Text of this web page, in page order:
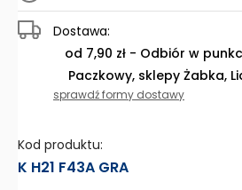
Dostawa:
od 7,90 zł - Odbiór w
Paczkowy, sklepy Żabka,
Cena nie zawiera ewentualnych
sprawdź formy dostawy
Kod produktu:
K H21 F43A GRA